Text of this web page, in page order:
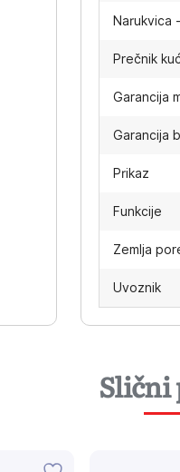
Narukvica
Prečnik
Garancija
Garancija
Prikaz
Funkcije
Zemlja
Uvoznik
Slični